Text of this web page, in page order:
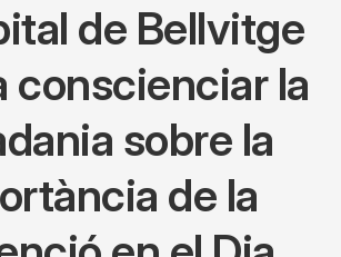
de Bellvitge
conscienciar la
sobre la
de la